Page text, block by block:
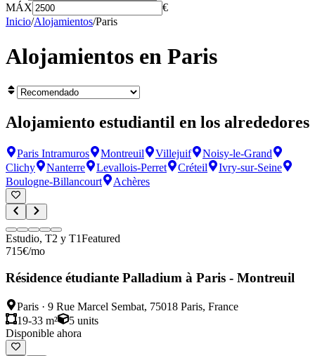
MÁX
€
Inicio/Alojamientos/Paris
Alojamientos en Paris
Alojamiento estudiantil en los alrededores
Paris Intramuros Montreuil Villejuif
Noisy-le-Grand
Clichy
Nanterre Levallois-Perret Créteil
Ivry-sur-Seine
Boulogne-Billancourt
Achères
Estudio, T2 y T1Featured
715€/mo
Résidence étudiante Palladium à Paris - Montreuil
Paris · 9 Rue Marcel Sembat, 75018 Paris, France
19-33 m²
5 units
Disponible ahora